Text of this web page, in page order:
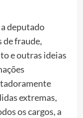
deputado
de fraude,
e outras ideias
extremas,
os cargos, a